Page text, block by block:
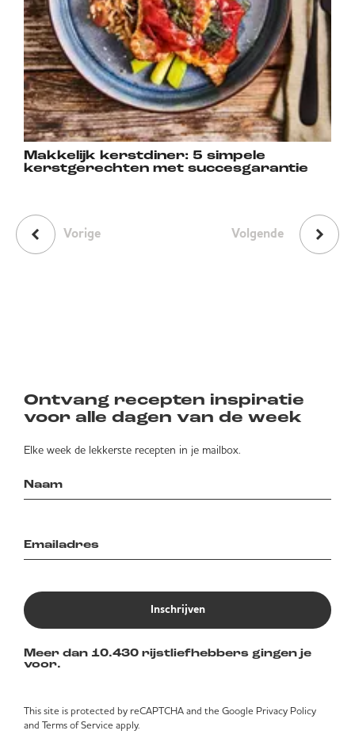
Makkelijk kerstdiner: 5 simpele
kerstgerechten met succesgarantie
Vorige Volgende
Ontvang recepten inspiratie
voor alle dagen van de week
Elke week de lekkerste recepten in je mailbox.
Inschrijven
Meer dan 10.430 rijstliefhebbers gingen je
voor.
This site is protected by reCAPTCHA and the Google Privacy Policy
and Terms of Service apply.